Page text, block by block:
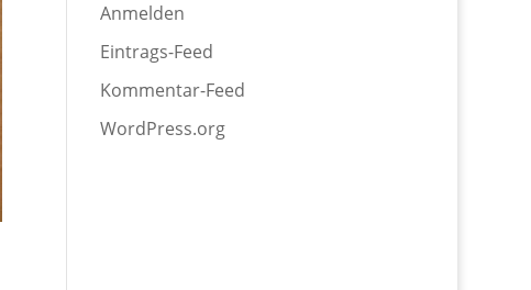
Anmelden
Eintrags-Feed
Kommentar-Feed
WordPress.org